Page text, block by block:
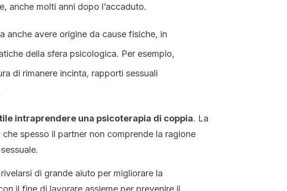
anche molti anni dopo l’accaduto.
anche avere origine da cause fisiche, in
della sfera psicologica. Per esempio,
di rimanere incinta, rapporti sessuali
intraprendere una psicoterapia di coppia. La
spesso il partner non comprende la ragione
di grande aiuto per migliorare la
il fine di lavorare assieme per prevenire il